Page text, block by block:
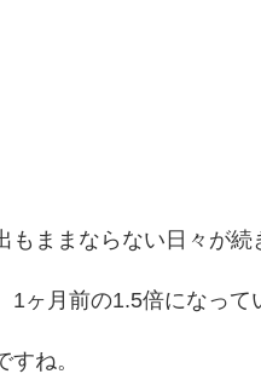
ままならない日々が続
ヶ月前の1.5倍になって
ね。